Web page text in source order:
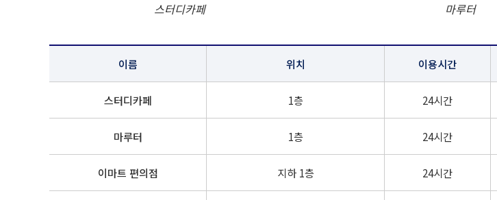
스터디카페 마루터
이름 위치 이용시간
스터디카페 1층 24시간
마루터 1층 24시간
이마트 편의점 지하 1층 24시간